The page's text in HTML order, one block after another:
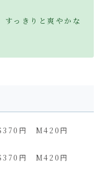
っきりと爽やかな
円 M420円
円 M420円